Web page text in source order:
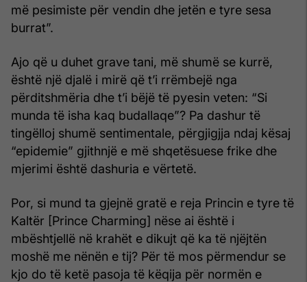
më pesimiste për vendin dhe jetën e tyre sesa
burrat”.
Ajo që u duhet grave tani, më shumë se kurrë,
është një djalë i mirë që t’i rrëmbejë nga
përditshmëria dhe t’i bëjë të pyesin veten: “Si
munda të isha kaq budallaqe”? Pa dashur të
tingëlloj shumë sentimentale, përgjigjja ndaj kësaj
“epidemie” gjithnjë e më shqetësuese frike dhe
mjerimi është dashuria e vërtetë.
Por, si mund ta gjejnë gratë e reja Princin e tyre të
Kaltër [Prince Charming] nëse ai është i
mbështjellë në krahët e dikujt që ka të njëjtën
moshë me nënën e tij? Për të mos përmendur se
kjo do të ketë pasoja të këqija për normën e